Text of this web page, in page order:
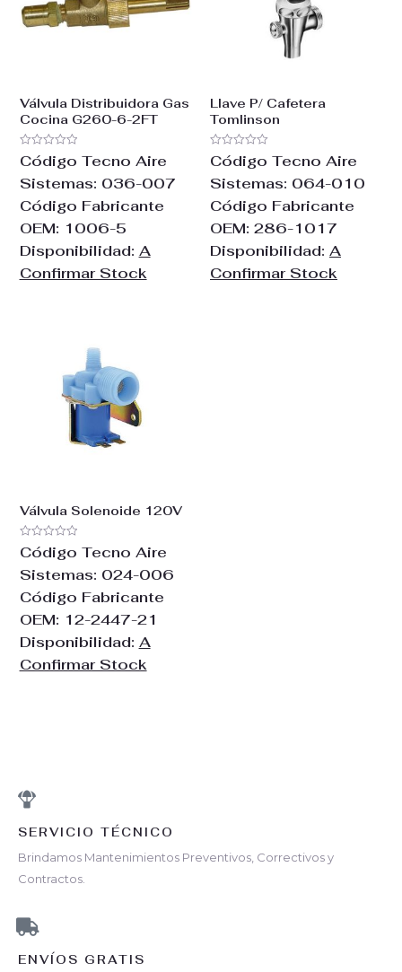
Válvula Distribuidora Gas
Cocina G260-6-2FT
Valorado
con
0
de
Código Tecno Aire
Sistemas: 036-007
Código Fabricante
OEM: 1006-5
Disponibilidad: A
Confirmar Stock
Llave P/ Cafetera
Tomlinson
Valorado
con
0
de
Código Tecno Aire
Sistemas: 064-010
Código Fabricante
OEM: 286-1017
Disponibilidad: A
Confirmar Stock
Válvula Solenoide 120V
Valorado
con
0
de
Código Tecno Aire
Sistemas: 024-006
Código Fabricante
OEM: 12-2447-21
Disponibilidad: A
Confirmar Stock
SERVICIO TÉCNICO
Brindamos Mantenimientos Preventivos, Correctivos y
Contractos.
ENVÍOS GRATIS